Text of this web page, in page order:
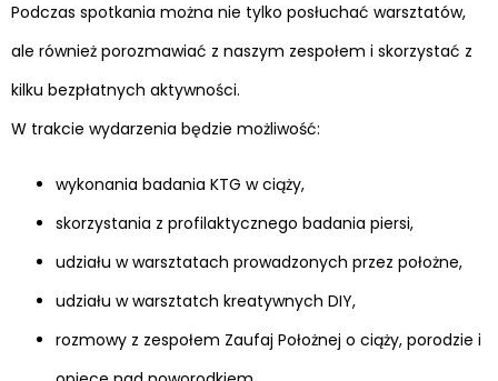
Podczas spotkania można nie tylko posłuchać warsztatów,
ale również porozmawiać z naszym zespołem i skorzystać z
kilku bezpłatnych aktywności.
W trakcie wydarzenia będzie możliwość:
wykonania badania KTG w ciąży,
skorzystania z profilaktycznego badania piersi,
udziału w warsztatach prowadzonych przez położne,
udziału w warsztatch kreatywnych DIY,
rozmowy z zespołem Zaufaj Położnej o ciąży, porodzie i